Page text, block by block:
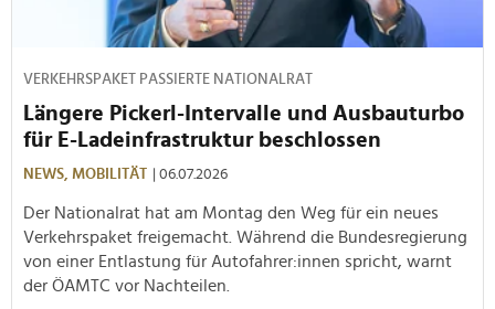
VERKEHRSPAKET PASSIERTE NATIONALRAT
Längere Pickerl-Intervalle und Ausbauturbo
für E-Ladeinfrastruktur beschlossen
NEWS, MOBILITÄT | 06.07.2026
Der Nationalrat hat am Montag den Weg für ein neues
Verkehrspaket freigemacht. Während die Bundesregierung
von einer Entlastung für Autofahrer:innen spricht, warnt
der ÖAMTC vor Nachteilen.